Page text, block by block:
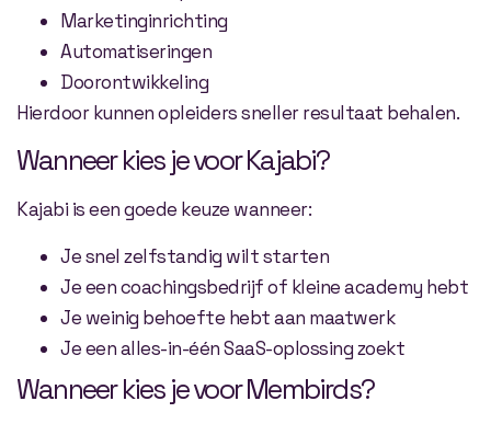
Marketinginrichting
Automatiseringen
Doorontwikkeling
Hierdoor kunnen opleiders sneller resultaat behalen.
Wanneer kies je voor Kajabi?
Kajabi is een goede keuze wanneer:
Je snel zelfstandig wilt starten
Je een coachingsbedrijf of kleine academy hebt
Je weinig behoefte hebt aan maatwerk
Je een alles-in-één SaaS-oplossing zoekt
Wanneer kies je voor Membirds?